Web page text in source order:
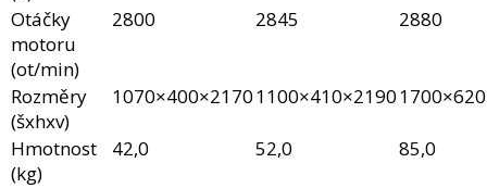
Otáčky
motoru
(ot/min)
2800 2845 2880
Rozměry
(šxhxv)
1070×400×21701100×410×2190
Hmotnost
(kg)
42,0 52,0 85,0